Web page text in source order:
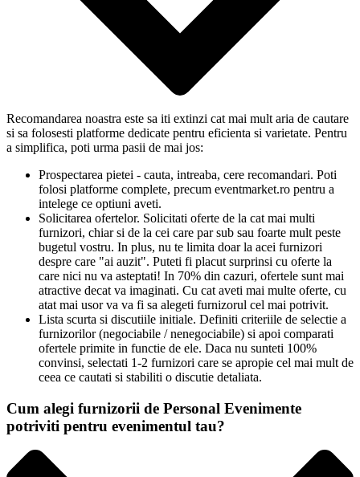
Recomandarea noastra este sa iti extinzi cat mai mult aria de cautare
si sa folosesti platforme dedicate pentru eficienta si varietate. Pentru
a simplifica, poti urma pasii de mai jos:
Prospectarea pietei - cauta, intreaba, cere recomandari. Poti
folosi platforme complete, precum eventmarket.ro pentru a
intelege ce optiuni aveti.
Solicitarea ofertelor. Solicitati oferte de la cat mai multi
furnizori, chiar si de la cei care par sub sau foarte mult peste
bugetul vostru. In plus, nu te limita doar la acei furnizori
despre care "ai auzit". Puteti fi placut surprinsi cu oferte la
care nici nu va asteptati! In 70% din cazuri, ofertele sunt mai
atractive decat va imaginati. Cu cat aveti mai multe oferte, cu
atat mai usor va va fi sa alegeti furnizorul cel mai potrivit.
Lista scurta si discutiile initiale. Definiti criteriile de selectie a
furnizorilor (negociabile / nenegociabile) si apoi comparati
ofertele primite in functie de ele. Daca nu sunteti 100%
convinsi, selectati 1-2 furnizori care se apropie cel mai mult de
ceea ce cautati si stabiliti o discutie detaliata.
Cum alegi furnizorii de Personal Evenimente
potriviti pentru evenimentul tau?